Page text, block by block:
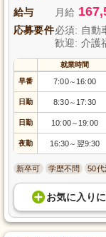
給与 月給
応募要件必須: 自動
歓迎: 介護
就業時間
早番 7:00～ 16:00
日勤 8:30～ 17:30
日勤 10:00～ 19:00
夜勤 16:30～ 翌9:30
新卒可 学歴不問 50代
お気に入り に